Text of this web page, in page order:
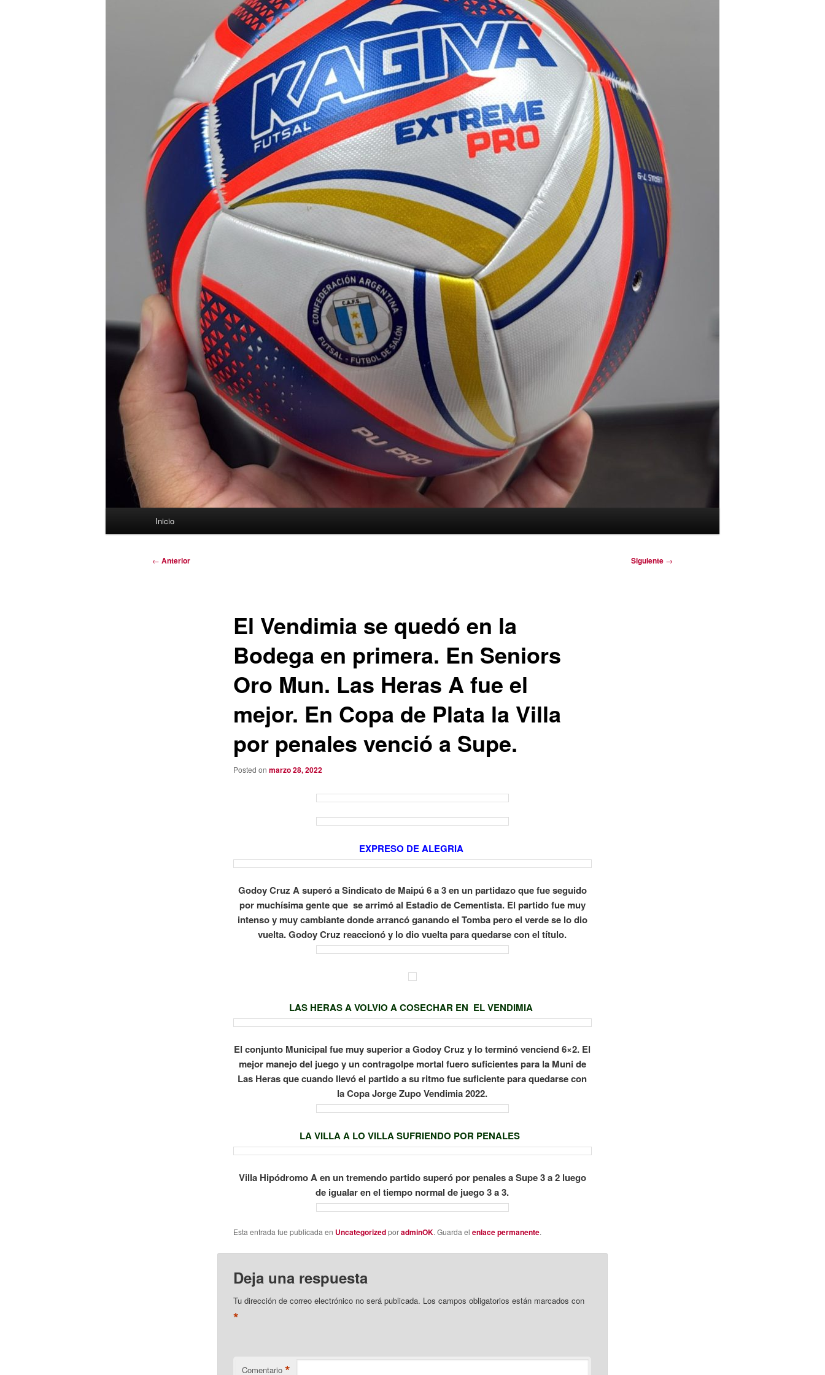
Inicio
Navegación
← Anterior Siguiente →
El Vendimia se quedó en la
Bodega en primera. En Seniors
Oro Mun. Las Heras A fue el
mejor. En Copa de Plata la Villa
por penales venció a Supe.
Posted on marzo 28, 2022
EXPRESO DE ALEGRIA
Godoy Cruz A superó a Sindicato de Maipú 6 a 3 en un partidazo que fue seguido
por muchísima gente que se arrimó al Estadio de Cementista. El partido fue muy
intenso y muy cambiante donde arrancó ganando el Tomba pero el verde se lo dio
vuelta. Godoy Cruz reaccionó y lo dio vuelta para quedarse con el título.
LAS HERAS A VOLVIO A COSECHAR EN EL VENDIMIA
El conjunto Municipal fue muy superior a Godoy Cruz y lo terminó venciend 6×2. El
mejor manejo del juego y un contragolpe mortal fuero suficientes para la Muni de
Las Heras que cuando llevó el partido a su ritmo fue suficiente para quedarse con
la Copa Jorge Zupo Vendimia 2022.
LA VILLA A LO VILLA SUFRIENDO POR PENALES
Villa Hipódromo A en un tremendo partido superó por penales a Supe 3 a 2 luego
de igualar en el tiempo normal de juego 3 a 3.
Esta entrada fue publicada en UncategorizedporadminOK. Guarda el enlace permanente.
Deja una respuesta
Tu dirección de correo electrónico no será publicada. Los campos obligatorios están marcados con
*
Comentario *